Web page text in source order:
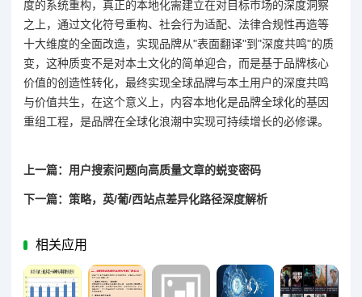
度的系统重构，真正的本地化需建立在对目标市场的深度洞察
之上，通过文化符号重构、社会行为适配、法律合规性再造等
十大维度的全面改造，实现品牌从"表面翻译"到"深度共鸣"的质
变，这种质变不是对本土文化的简单迎合，而是基于品牌核心
价值的创造性转化，最终实现全球品牌与本土用户的深度共鸣
与价值共生，在这个意义上，内容本地化是品牌全球化的基因
重组工程，是品牌在全球化浪潮中实现可持续增长的必修课。
上一篇：用户搜索问题向高质量文章的蜕变密码
下一篇：策略，英/葡/西站点差异化路径深度解析
相关应用